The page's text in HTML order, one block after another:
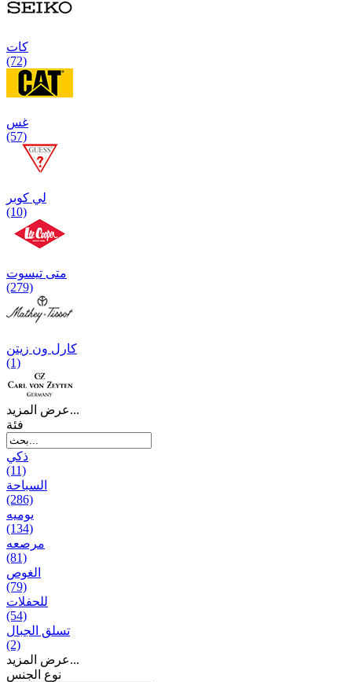
كات
(72)
غس
(57)
لي كوبر
(10)
متی تیسوت
(279)
کارل ون زیتن
(1)
عرض المزيد...
فئة
ذكي
(11)
السباحة
(286)
يومیه
(134)
مرصعه
(81)
الغوص
(79)
للحفلات
(54)
تسلق الجبال
(2)
عرض المزيد...
نوع الجنس